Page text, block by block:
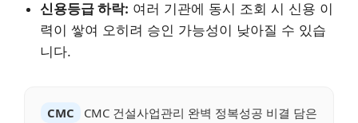
신용등급 하락: 여러 기관에 동시 조회 시 신용 이
력이 쌓여 오히려 승인 가능성이 낮아질 수 있습
니다.
CMC
CMC 건설사업관리 완벽 정복성공 비결 담은